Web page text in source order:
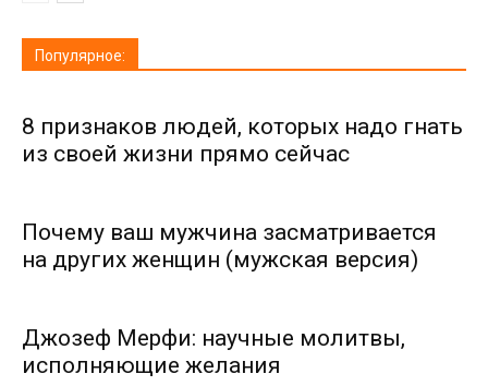
Популярное:
8 признаков людей, которых надо гнать
из своей жизни прямо сейчас
Почему ваш мужчина засматривается
на других женщин (мужская версия)
Джозеф Мерфи: научные молитвы,
исполняющие желания